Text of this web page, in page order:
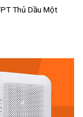
Thủ Dầu Một